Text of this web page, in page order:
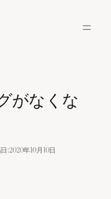
がなくな
:2020年10月10日